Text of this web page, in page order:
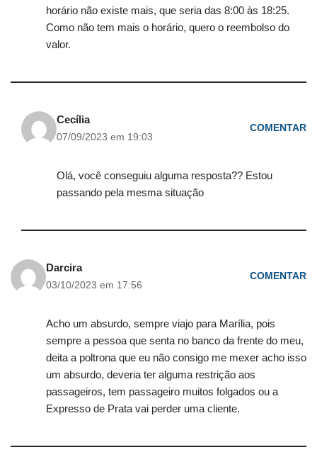
horário não existe mais, que seria das 8:00 às 18:25.
Como não tem mais o horário, quero o reembolso do
valor.
Cecília
07/09/2023 em 19:03
COMENTAR
Olá, você conseguiu alguma resposta?? Estou
passando pela mesma situação
Darcira
03/10/2023 em 17:56
COMENTAR
Acho um absurdo, sempre viajo para Marília, pois
sempre a pessoa que senta no banco da frente do meu,
deita a poltrona que eu não consigo me mexer acho isso
um absurdo, deveria ter alguma restrição aos
passageiros, tem passageiro muitos folgados ou a
Expresso de Prata vai perder uma cliente.